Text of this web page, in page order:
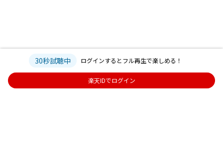
30秒試聴中 ログインするとフル再生で楽しめる！
楽天IDでログイン